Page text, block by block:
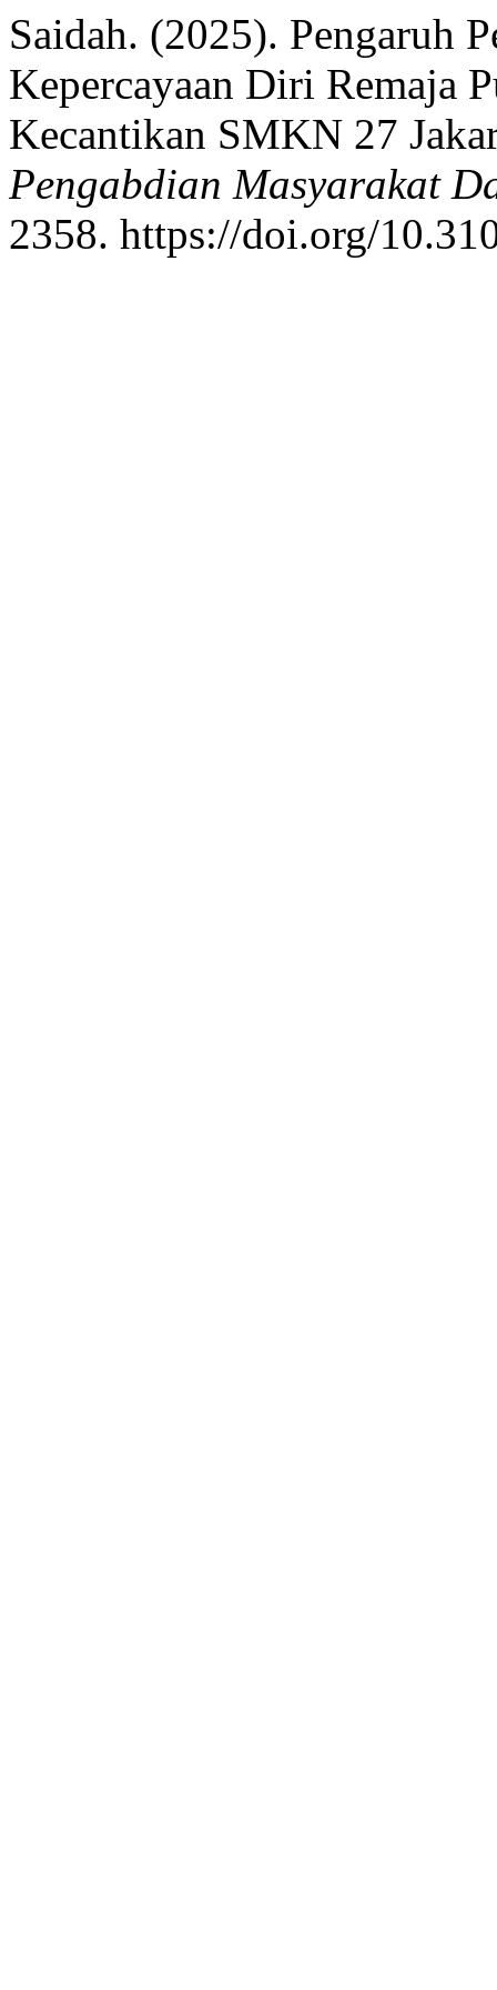
Saidah. (2025). Pengaruh
Kepercayaan Diri Remaja
Kecantikan SMKN 27
Pengabdian Masyarakat
2358. https://doi.org/